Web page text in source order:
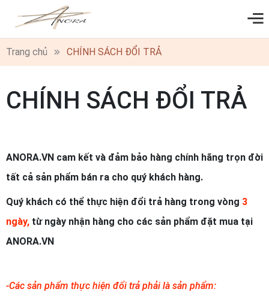
0
Trang chủ CHÍNH SÁCH ĐỔI TRẢ
CHÍNH SÁCH ĐỔI TRẢ
ANORA.VN cam kết và đảm bảo hàng chính hãng trọn đời
tất cả sản phẩm bán ra cho quý khách hàng.
Quý khách có thể thực hiện đổi trả hàng trong vòng 3
ngày, từ ngày nhận hàng cho các sản phẩm đặt mua tại
ANORA.VN
-Các sản phẩm thực hiện đổi trả phải là sản phẩm: